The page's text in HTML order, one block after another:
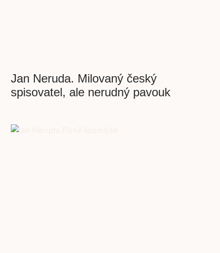
Jan Neruda. Milovaný český
spisovatel, ale nerudný pavouk